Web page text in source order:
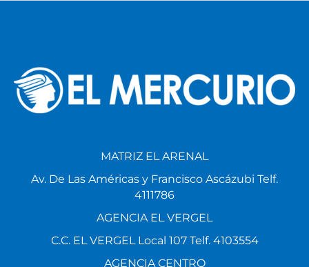
MATRIZ EL ARENAL
Av. De Las Américas y Francisco Ascázubi Telf.
4111786
AGENCIA EL VERGEL
C.C. EL VERGEL Local 107 Telf. 4103554
AGENCIA CENTRO